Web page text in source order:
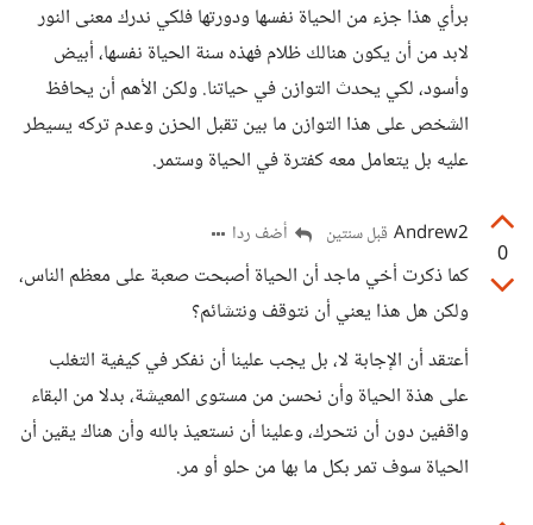
برأي هذا جزء من الحياة نفسها ودورتها فلكي ندرك معنى النور
لابد من أن يكون هنالك ظلام فهذه سنة الحياة نفسها، أبيض
وأسود، لكي يحدث التوازن في حياتنا. ولكن الأهم أن يحافظ
الشخص على هذا التوازن ما بين تقبل الحزن وعدم تركه يسيطر
عليه بل يتعامل معه كفترة في الحياة وستمر.
0
Andrew2 قبل سنتين أضف ردا
كما ذكرت أخي ماجد أن الحياة أصبحت صعبة على معظم الناس،
ولكن هل هذا يعني أن نتوقف ونتشائم؟
أعتقد أن الإجابة لا، بل يجب علينا أن نفكر في كيفية التغلب
على هذة الحياة وأن نحسن من مستوى المعيشة، بدلا من البقاء
واقفين دون أن نتحرك، وعلينا أن نستعيذ بالله وأن هناك يقين أن
الحياة سوف تمر بكل ما بها من حلو أو مر.